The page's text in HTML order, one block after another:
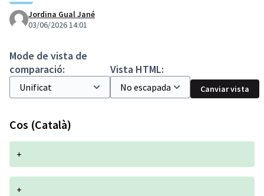
Jordina Gual Jané
03/06/2026 14:01
Mode de vista de
comparació:
Vista HTML:
Canviar vista
Cos (Català)
+
+